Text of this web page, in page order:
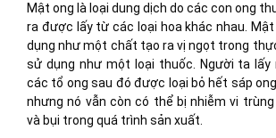
Mật ong là loại dung dịch do các con ong
ra được lấy từ các loại hoa khác nhau.
dụng như một chất tạo ra vị ngọt trong
sử dụng như một loại thuốc. Người ta
các tổ ong sau đó được loại bỏ hết sáp
nhưng nó vẫn còn có thể bị nhiễm vi
và bụi trong quá trình sản xuất.